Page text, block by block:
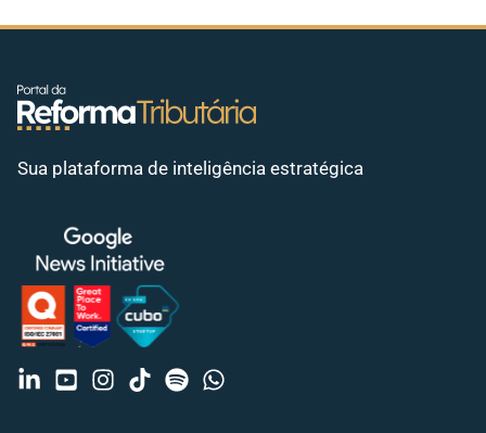
Sua plataforma de inteligência estratégica